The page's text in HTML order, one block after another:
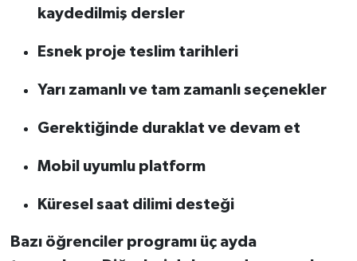
kaydedilmiş dersler
Esnek proje teslim tarihleri
Yarı zamanlı ve tam zamanlı seçenekler
Gerektiğinde duraklat ve devam et
Mobil uyumlu platform
Küresel saat dilimi desteği
Bazı öğrenciler programı üç ayda